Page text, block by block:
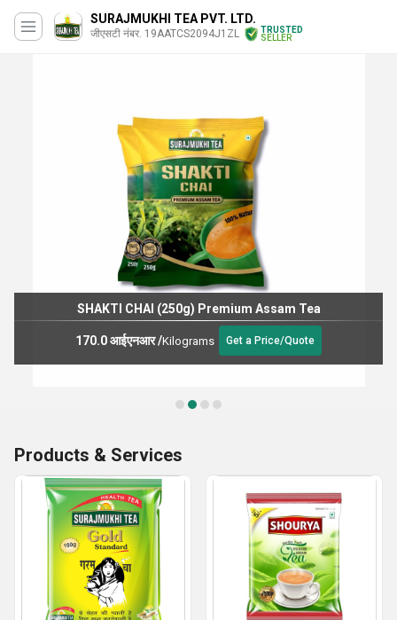
SURAJMUKHI TEA PVT. LTD.
जीएसटी नंबर. 19AATCS2094J1ZL
TRUSTED
SELLER
Chandni Chai (250g) Premium
170.0 आईएनआर/Kilograms
Products & Services